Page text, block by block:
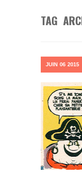
TAG
JUIN 06 2015